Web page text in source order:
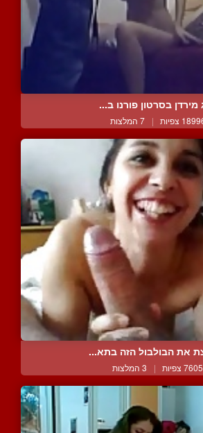
מירדן בסרטון פורנו ב...
צפיות | 7 המלצות
את הבולבול הזה בתא...
7605 צפיות | 3 המלצות